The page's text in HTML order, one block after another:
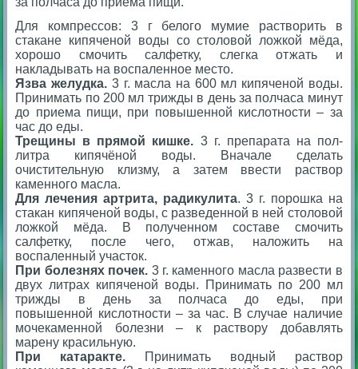
Для компрессов: 3 г белого мумие растворить в
стакане кипяченой воды со столовой ложкой мёда,
хорошо смочить салфетку, слегка отжать и
накладывать на воспаленное место.
Язва желудка. 3 г. масла на 600 мл кипяченой воды.
Принимать по 200 мл трижды в день за полчаса минут
до приема пищи, при повышенной кислотности – за
час до еды.
Трещины в прямой кишке. 3 г. препарата на пол-
литра кипячёной воды. Вначале сделать
очистительную клизму, а затем ввести раствор
каменного масла.
Для лечения артрита, радикулита. 3 г. порошка на
стакан кипяченой воды, с разведенной в ней столовой
ложкой мёда. В полученном составе смочить
салфетку, после чего, отжав, наложить на
воспаленный участок.
При болезнях почек. 3 г. каменного масла развести в
двух литрах кипяченой воды. Принимать по 200 мл
трижды в день за полчаса до еды, при
повышенной кислотности – за час. В случае наличие
мочекаменной болезни – к раствору добавлять
марену красильную.
При катаракте. Принимать водный раствор